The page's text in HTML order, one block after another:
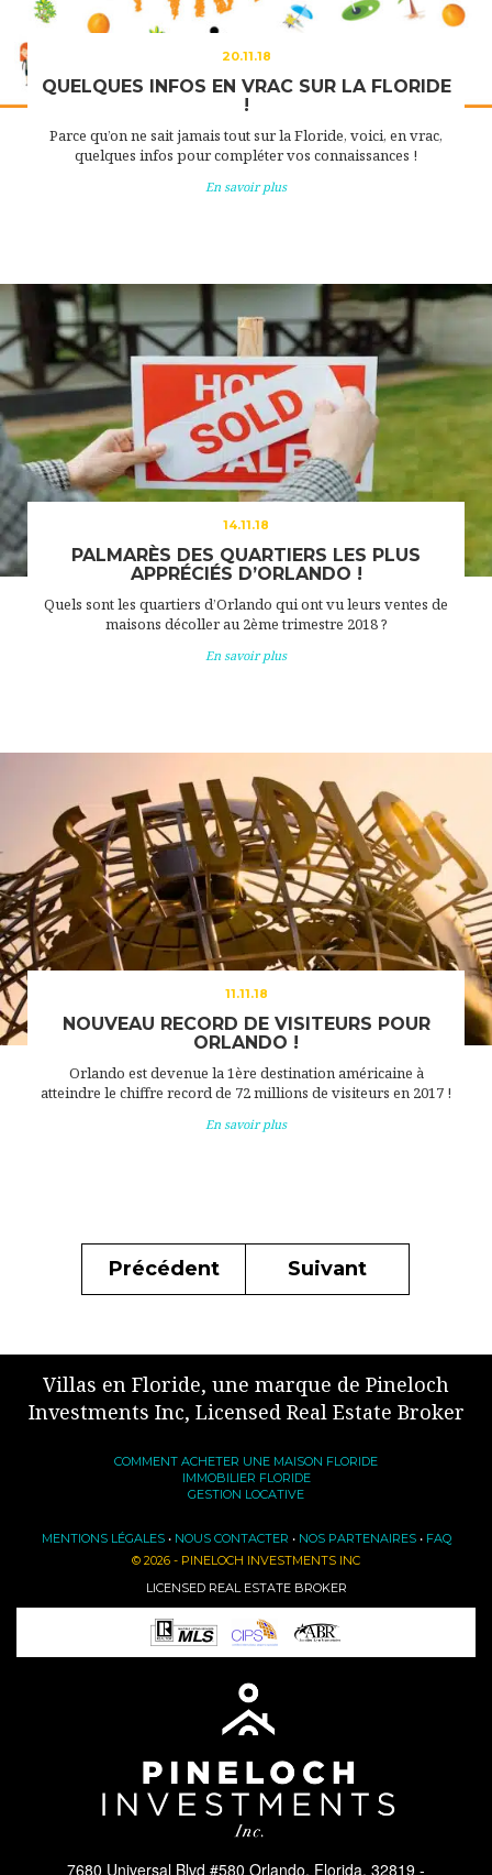
20.11.18
QUELQUES INFOS EN VRAC SUR LA FLORIDE
!
Parce qu’on ne sait jamais tout sur la Floride, voici, en vrac,
quelques infos pour compléter vos connaissances !
En savoir plus
14.11.18
PALMARÈS DES QUARTIERS LES PLUS
APPRÉCIÉS D’ORLANDO !
Quels sont les quartiers d’Orlando qui ont vu leurs ventes de
maisons décoller au 2ème trimestre 2018 ?
En savoir plus
11.11.18
NOUVEAU RECORD DE VISITEURS POUR
ORLANDO !
Orlando est devenue la 1ère destination américaine à
atteindre le chiffre record de 72 millions de visiteurs en 2017 !
En savoir plus
Précédent Suivant
Villas en Floride, une marque de Pineloch
Investments Inc, Licensed Real Estate Broker
COMMENT ACHETER UNE MAISON FLORIDE
IMMOBILIER FLORIDE
GESTION LOCATIVE
MENTIONS LÉGALES• NOUS CONTACTER • NOS PARTENAIRES• FAQ
© 2026 - PINELOCH INVESTMENTS INC
LICENSED REAL ESTATE BROKER
7680 Universal Blvd #580 Orlando, Florida, 32819 -